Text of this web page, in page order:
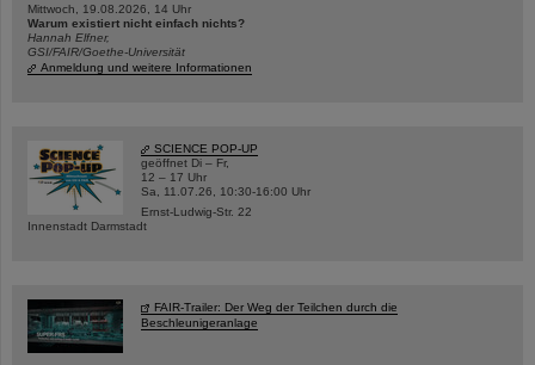
Mittwoch, 19.08.2026, 14 Uhr
Warum existiert nicht einfach nichts?
Hannah Elfner,
GSI/FAIR/Goethe-Universität
Anmeldung und weitere Informationen
SCIENCE POP-UP
geöffnet Di – Fr,
12 – 17 Uhr
Sa, 11.07.26, 10:30-16:00 Uhr
Ernst-Ludwig-Str. 22
Innenstadt Darmstadt
FAIR-Trailer: Der Weg der Teilchen durch die
Beschleunigeranlage